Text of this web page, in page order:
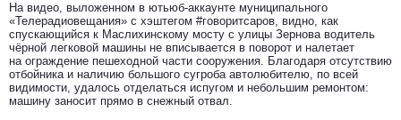
На видео, выложенном в ютьюб-аккаунте муниципального
«Телерадиовещания» с хэштегом #говоритсаров, видно, как
спускающийся к Маслихинскому мосту с улицы Зернова водитель
чёрной легковой машины не вписывается в поворот и налетает
на ограждение пешеходной части сооружения. Благодаря отсутствию
отбойника и наличию большого сугроба автолюбителю, по всей
видимости, удалось отделаться испугом и небольшим ремонтом:
машину заносит прямо в снежный отвал.